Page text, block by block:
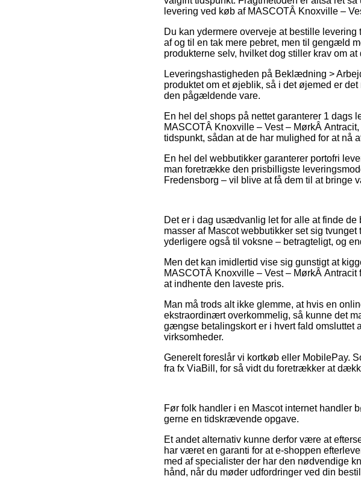
levering ved køb af MASCOTÂ Knoxville –
Du kan ydermere overveje at bestille
af og til en tak mere pebret, men til gengæld
produkterne selv, hvilket dog stiller krav om
Leveringshastigheden på Beklædning >
produktet om et øjeblik, så i det øjemed er
den pågældende vare.
En hel del shops på nettet garanterer 1
MASCOTÂ Knoxville – Vest – MørkÂ
tidspunkt, sådan at de har mulighed for at nå
En hel del webbutikker garanterer portofri
man foretrække den prisbilligste
Fredensborg – vil blive at få dem til at bringe
Det er i dag usædvanlig let for alle at finde
masser af Mascot webbutikker set sig
yderligere også til voksne – betragteligt, og
Men det kan imidlertid vise sig gunstigt at
MASCOTÂ Knoxville – Vest – MørkÂ
at indhente den laveste pris.
Man må trods alt ikke glemme, at hvis en
ekstraordinært overkommelig, så kunne det
gængse betalingskort er i hvert fald omsluttet
virksomheder.
Generelt foreslår vi kortkøb eller MobilePay.
fra fx ViaBill, for så vidt du foretrækker at
Før folk handler i en Mascot internet handler
gerne en tidskrævende opgave.
Et andet alternativ kunne derfor være at
har været en garanti for at e-shoppen
med af specialister der har den nødvendige
hånd, når du møder udfordringer ved din